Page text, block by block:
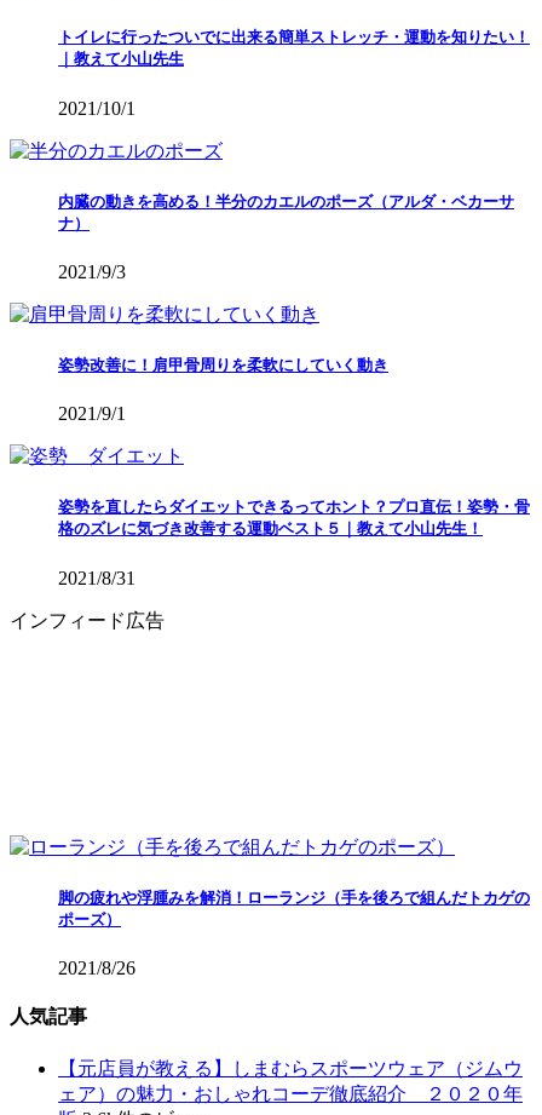
トイレに行ったついでに出来る簡単ストレッチ・運動を知りたい！
｜教えて小山先生
2021/10/1
内臓の動きを高める！半分のカエルのポーズ（アルダ・ベカーサ
ナ）
2021/9/3
姿勢改善に！肩甲骨周りを柔軟にしていく動き
2021/9/1
姿勢を直したらダイエットできるってホント？プロ直伝！姿勢・骨
格のズレに気づき改善する運動ベスト５｜教えて小山先生！
2021/8/31
インフィード広告
脚の疲れや浮腫みを解消！ローランジ（手を後ろで組んだトカゲの
ポーズ）
2021/8/26
人気記事
【元店員が教える︎】しまむらスポーツウェア（ジムウ
ェア）の魅力・おしゃれコーデ徹底紹介 ２０２０年